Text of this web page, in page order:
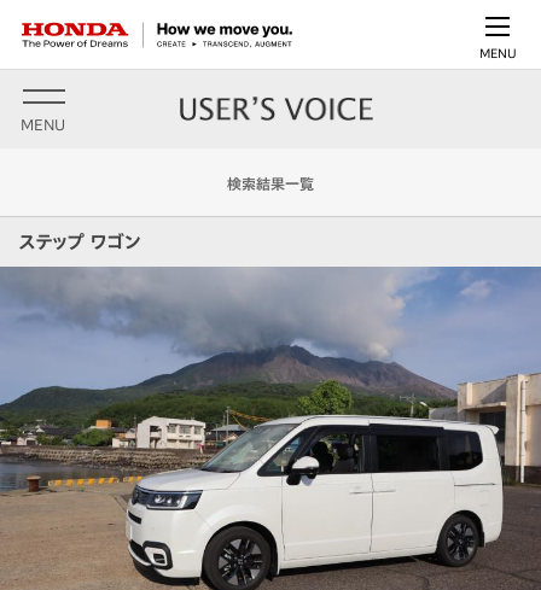
MENU
MENU
検索結果一覧
ステップ ワゴン